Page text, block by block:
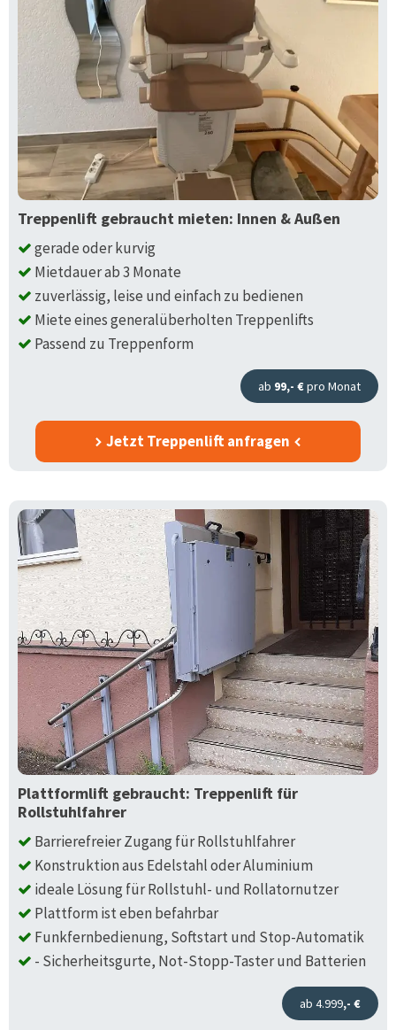
Treppenlift gebraucht mieten: Innen & Außen
gerade oder kurvig
Mietdauer ab 3 Monate
zuverlässig, leise und einfach zu bedienen
Miete eines generalüberholten Treppenlifts
Passend zu Treppenform
ab 99,- €pro Monat
Jetzt Treppenlift anfragen
Plattformlift gebraucht: Treppenlift für
Rollstuhlfahrer
Barrierefreier Zugang für Rollstuhlfahrer
Konstruktion aus Edelstahl oder Aluminium
ideale Lösung für Rollstuhl- und Rollatornutzer
Plattform ist eben befahrbar
Funkfernbedienung, Softstart und Stop-Automatik
- Sicherheitsgurte, Not-Stopp-Taster und Batterien
ab 4.999,- €